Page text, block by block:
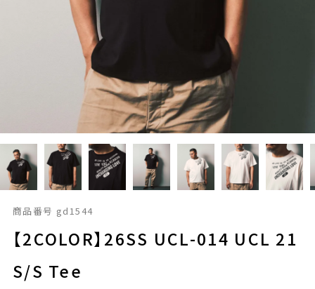
商品番号 gd1544
【2COLOR】26SS UCL-014 UCL 21
S/S Tee